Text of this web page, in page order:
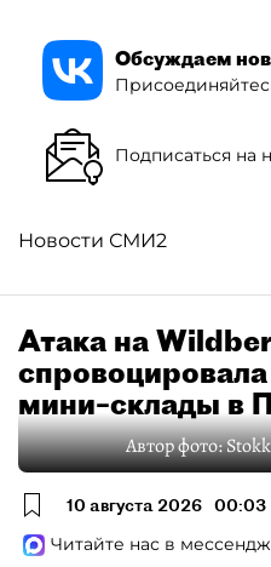
Обсуждаем
Подписаться на
Новости СМИ2
Атака на
мини–склады в
Автор фото:
10 августа 2026 00:03
Читайте нас в